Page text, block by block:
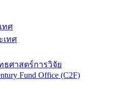
ทศ
เทศ
ศาสตร์การวิจัย
Fund Office (C2F)